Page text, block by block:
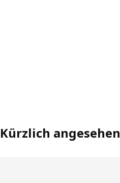
Kürzlich angesehen